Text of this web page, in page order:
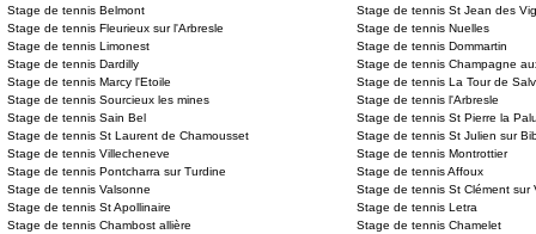
Stage de tennis Belmont
Stage de tennis St Jean des
Stage de tennis Fleurieux sur l'Arbresle
Stage de tennis Nuelles
Stage de tennis Limonest
Stage de tennis Dommartin
Stage de tennis Dardilly
Stage de tennis Champagne
Stage de tennis Marcy l'Etoile
Stage de tennis La Tour de
Stage de tennis Sourcieux les mines
Stage de tennis l'Arbresle
Stage de tennis Sain Bel
Stage de tennis St Pierre la
Stage de tennis St Laurent de Chamousset
Stage de tennis St Julien sur
Stage de tennis Villecheneve
Stage de tennis Montrottier
Stage de tennis Pontcharra sur Turdine
Stage de tennis Affoux
Stage de tennis Valsonne
Stage de tennis St Clément sur
Stage de tennis St Apollinaire
Stage de tennis Letra
Stage de tennis Chambost allière
Stage de tennis Chamelet